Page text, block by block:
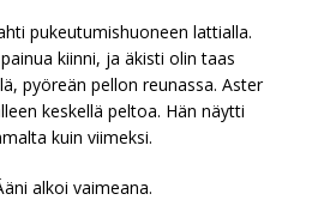
pukeutumishuoneen lattialla.
kiinni, ja äkisti olin taas
pyöreän pellon reunassa. Aster
keskellä peltoa. Hän näytti
kuin viimeksi.
alkoi vaimeana.